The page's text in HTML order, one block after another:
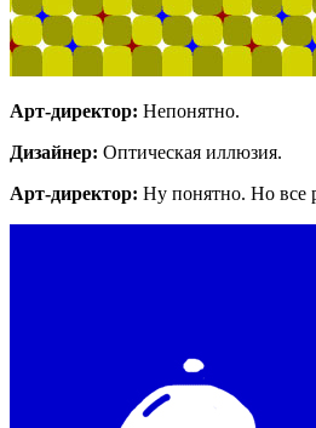
Арт-директор: Непонятно.
Дизайнер: Оптическая иллюзия.
Арт-директор: Ну понятно. Но все